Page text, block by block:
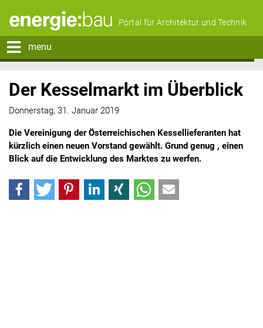
Portal für Architektur und Technik
menu
Der Kesselmarkt im Überblick
Donnerstag, 31. Januar 2019
Die Vereinigung der Österreichischen Kessellieferanten hat
kürzlich einen neuen Vorstand gewählt. Grund genug , einen
Blick auf die Entwicklung des Marktes zu werfen.